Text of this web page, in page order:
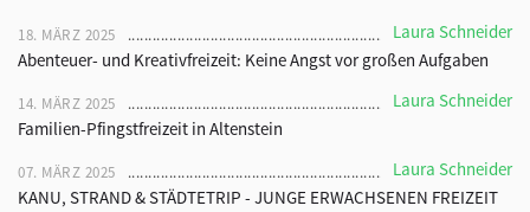
18. MÄRZ 2025
Laura Schneider
Abenteuer- und Kreativfreizeit: Keine Angst vor großen Aufgaben
14. MÄRZ 2025
Laura Schneider
Familien-Pfingstfreizeit in Altenstein
07. MÄRZ 2025
Laura Schneider
KANU, STRAND & STÄDTETRIP - JUNGE ERWACHSENEN FREIZEIT